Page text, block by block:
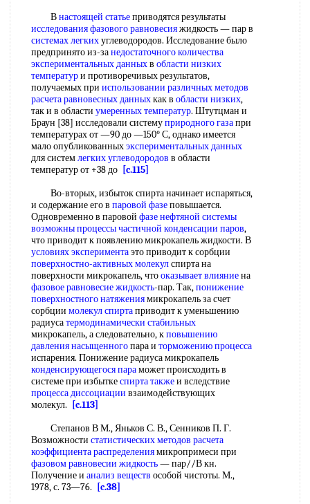
Внастоящей статьеприводятся результаты
исследования фазового равновесияжидкость — пар в
системах легкихуглеводородов. Исследование было
предпринято из-занедостаточного количества
экспериментальных данныхв области низких
температури противоречивых результатов,
получаемых при использовании различных методов
расчета равновесных данныхкак в области низких,
так и в области умеренных температур. Штутцман и
Браун [38] исследовали системуприродного газапри
температурах от —90 до —150° С, однако имеется
мало опубликованныхэкспериментальных данных
для системлегких углеводородов в области
температур от +38 до [c.115]
Во-вторых, избыток спирта начинает испаряться,
и содержание его в паровой фазеповышается.
Одновременно в паровой фазе нефтяной системы
возможны процессычастичной конденсации паров,
что приводит к появлению микрокапель жидкости. В
условиях экспериментаэто приводит к сорбции
поверхностно-активных молекулспирта на
поверхности микрокапель, чтооказывает влияниена
фазовое равновесие жидкость-пар. Так,понижение
поверхностного натяжениямикрокапель за счет
сорбции молекул спиртаприводит к уменьшению
радиусатермодинамически стабильных
микрокапель, а следовательно, кповышению
давления насыщенногопара и торможению процесса
испарения. Понижение радиуса микрокапель
конденсирующегося параможет происходить в
системе при избыткеспирта такжеи вследствие
процесса диссоциации взаимодействующих
молекул.
[c.113]
Степанов В М., Яньков С. В., Сенников П. Г.
Возможности статистических методов расчета
коэффициента распределениямикропримеси при
фазовом равновесии жидкость— пар//В кн.
Получение и анализ веществ особой чистоты. М.,
1978, с. 73—76.
[c.38]